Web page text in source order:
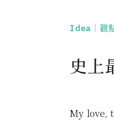
Idea｜觀
史上
My love,